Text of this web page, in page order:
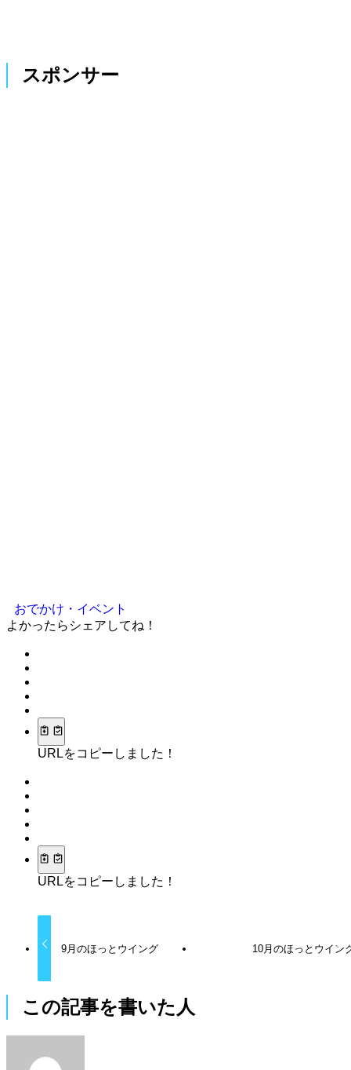
スポンサー
おでかけ・イベント
よかったらシェアしてね！
URLをコピーしました！
URLをコピーしました！
9月のほっとウイング 10月のほっとウイン
この記事を書いた人